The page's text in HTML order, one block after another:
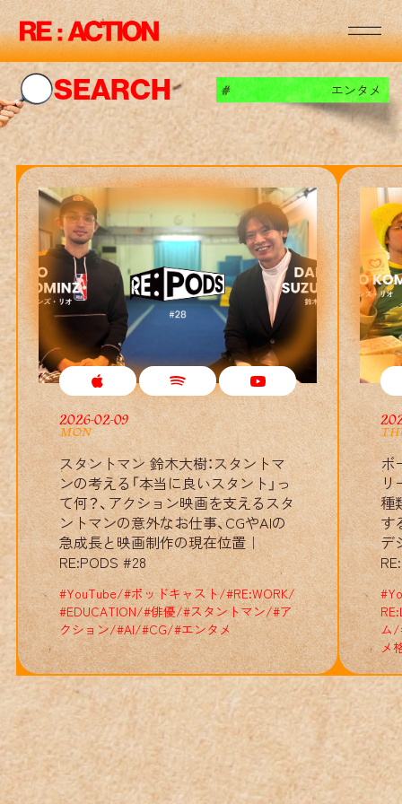
SEARCH
:
:
:
:
:
:
:
:
:
:
:
:
:
# エンタメ
2026-02-09
MON
スタントマン 鈴木大樹：スタントマ
ンの考える「本当に良いスタント」っ
て何？、アクション映画を支えるスタ
ントマンの意外なお仕事、CGやAIの
急成長と映画制作の現在位置｜
RE:PODS #28
#YouTube/#ポッドキャスト/#RE:WORK/
#EDUCATION/#俳優/#スタントマン/#ア
クション/#AI/#CG/#エンタメ
ボ
リ
種
す
デ
#
ム/
メ
RE:
RE:
RE:
RE:
RE:
RE:
RE:
RE:
RE:
RE:
RE:
RE:
RE: